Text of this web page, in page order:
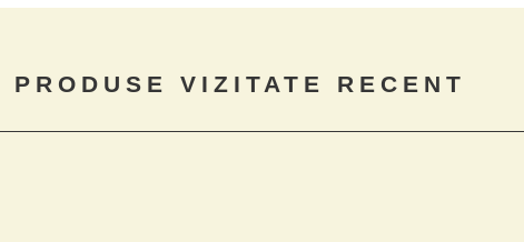
PRODUSE VIZITATE RECENT